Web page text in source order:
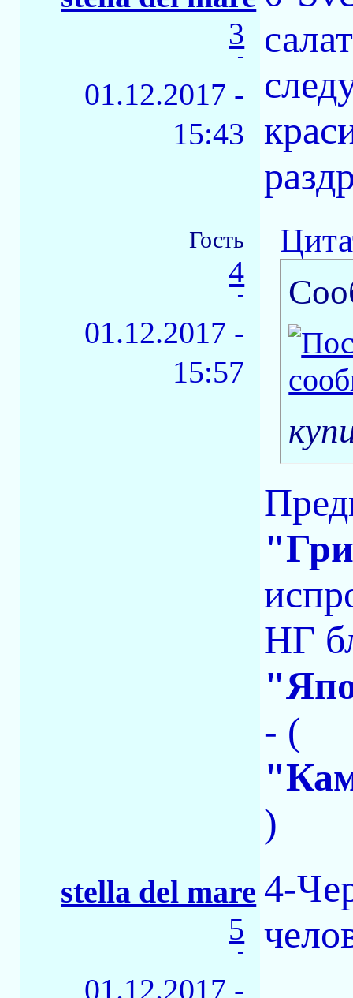
3
-
01.12.2017 -
15:43
Гость
4
-
01.12.2017 -
15:57
НГ
- (
)
stella del mare
5
-
01.12.2017 -
4-